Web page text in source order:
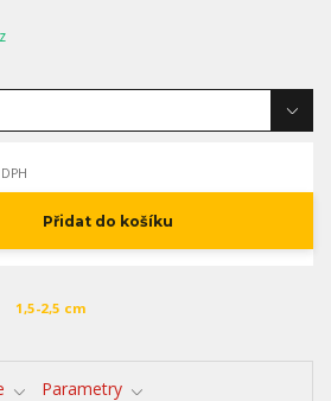
Přidat do košíku
1,5-2,5 cm
Parametry